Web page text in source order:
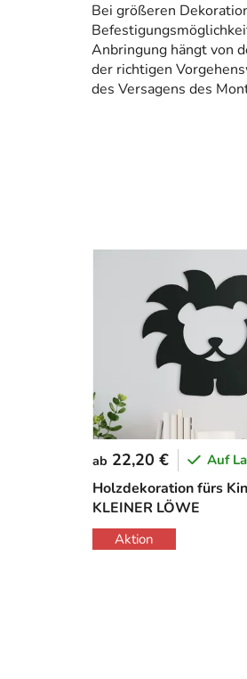
Bei größeren
Anbringung hängt von
der richtigen
des Versagens des
Holzdekoration fürs
KLEINER LÖWE
ab 22,20 € Auf
Aktion